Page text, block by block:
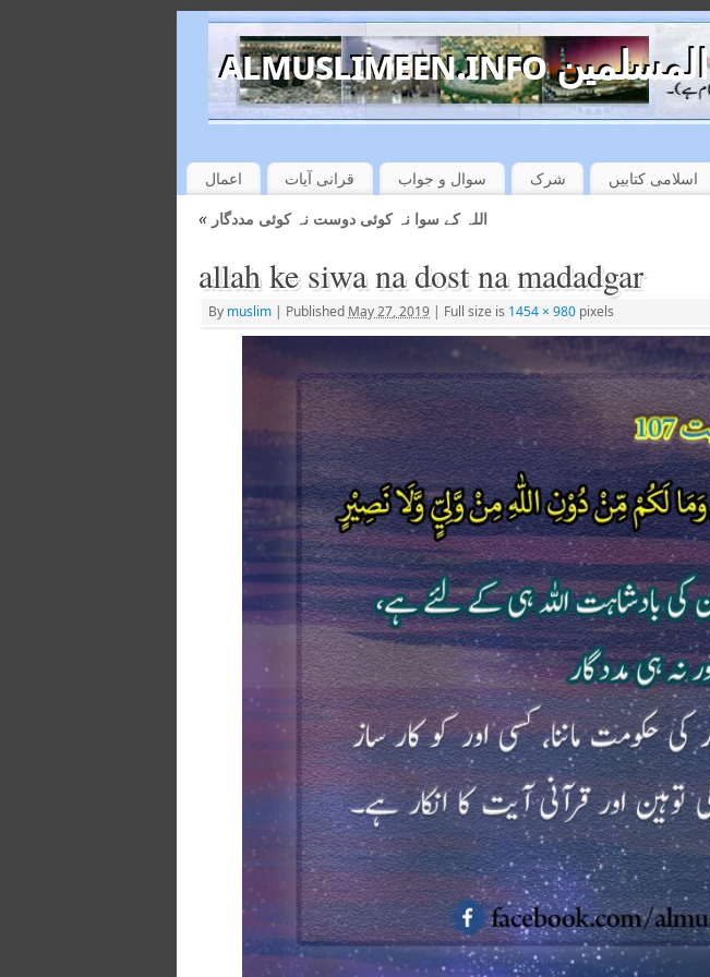
almuslimeen.info المسلمین
اعمال قرانی آیات سوال و جواب شرک اسلامی کتابیں
« اللہ کے سوا نہ کوئی دوست نہ کوئی مددگار
allah ke siwa na dost na madadgar
By muslim | Published May 27, 2019 | Full size is 1454 × 980 pixels